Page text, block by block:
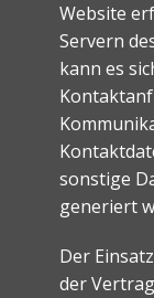
Website
Servern
kann es
sonstige
generiert
Der
der